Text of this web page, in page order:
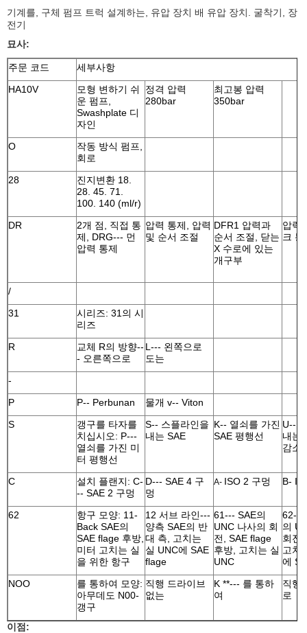
기계를, 구체 펌프 트럭 설계하는, 유압 장치 배 유압 장치. 굴착기, 장
전기
묘사:
주문 코드
세부사항
HA10V
모형 변하기 쉬
운 펌프,
Swashplate 디
자인
정격 압력
280bar
최고봉 압력
350bar
O
작동 방식 펌프,
회로
28
진지변환 18.
28. 45. 71.
100. 140 (ml/r)
DR
2개 점, 직접 통
제, DRG--- 먼
압력 통제
압력 통제, 압력
및 순서 조절
DFR1 압력과
순서 조절, 닫는
X 수로에 있는
개구부
압력.
크 통
/
31
시리즈: 31의 시
리즈
R
교체 R의 방향--
- 오른쪽으로
L--- 왼쪽으로
도는
-
P
P-- Perbunan
물개 v-- Viton
S
갱구를 타자를
치십시오: P---
열쇠를 가진 미
터 평행선
S-- 스플라인을
내는 SAE
K-- 열쇠를 가진
SAE 평행선
U--
내는
감소
C
설치 플랜지: C-
-- SAE 2 구멍
D--- SAE 4 구
멍
A- ISO 2 구멍 B-
62
항구 모양: 11-
Back SAE의
SAE flage 후방,
미터 고치는 실
을 위한 항구
12 서브 라인---
양측 SAE의 반
대 측, 고치는
실 UNC에 SAE
flage
61--- SAE의
UNC 나사의 회
전, SAE flage
후방, 고치는 실
UNC
62---
의
회전,
고치
에
NOO
를 통하여 모양:
아무데도 N00-
갱구
직행 드라이브
없는
K **--- 를 통하
여
직행
로
이점: